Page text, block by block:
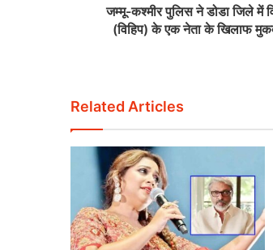
जम्मू-कश्मीर पुलिस ने डोडा जिले में
(विहिप) के एक नेता के खिलाफ
Related Articles